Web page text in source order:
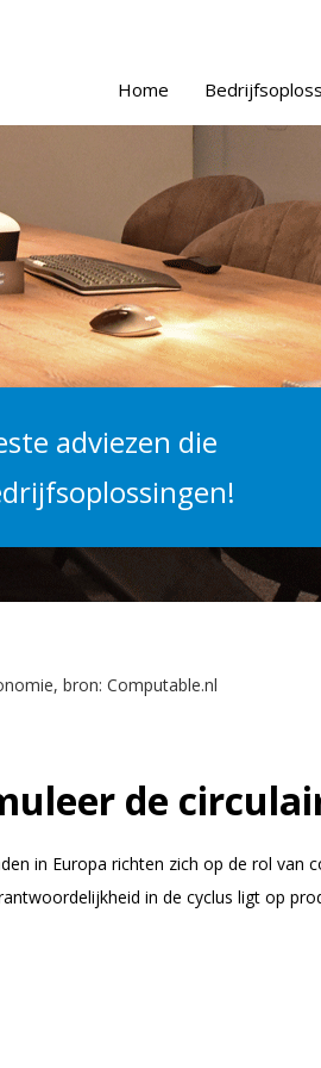
Home
adviezen die
de
in Europa richten zich op de rol van
in de cyclus ligt op